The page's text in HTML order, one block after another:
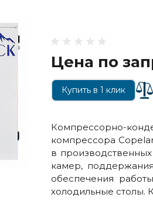
Цена по
Купить в 1 клик
Компрессорно-
компрессора
в
камер,
обеспечения
холодильные столы.